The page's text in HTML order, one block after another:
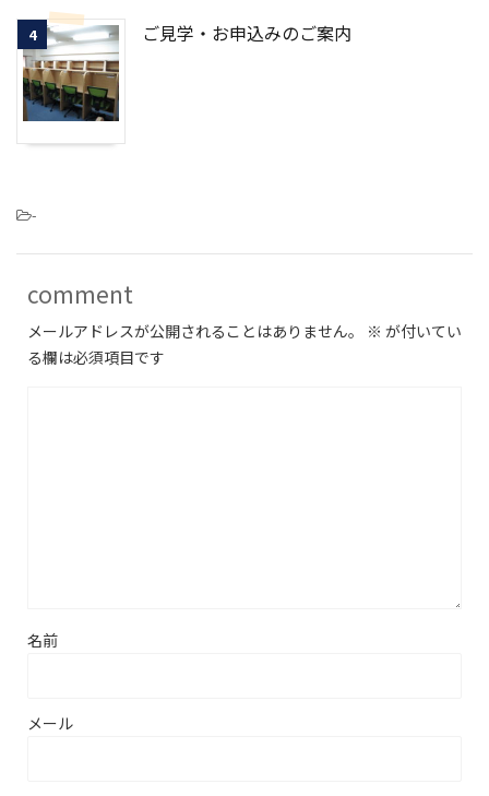
4 ご見学・お申込みのご案内
-
comment
メールアドレスが公開されることはありません。 ※ が付いてい
る欄は必須項目です
名前
メール